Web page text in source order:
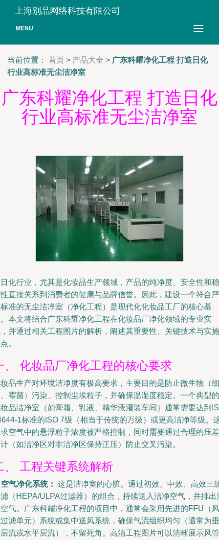
上海别品网络科技有限公司
MENU
当前位置： 首页 > 产品大全 > 广东科耀净化工程 打造日化
行业高标准无尘洁净室
广东科耀净化工程 打造日化
行业高标准无尘洁净室
化行业，尤其是化妆品生产领域，产品的纯净度、安全性和稳
直接关系到消费者的健康与品牌信誉。因此，建设一个符合严
准的无尘洁净室（净化工程）是现代化化妆品工厂的核心基
本文将结合广东科耀净化工程在化妆品厂净化领域的专业实
并通过相关工程图片的解析，阐述其重要性、关键技术与实施
。
、 化妆品厂净化工程的核心要求
品生产对环境洁净度有极高要求，主要目的是防止微生物（细
霉菌）污染、控制尘埃粒子，并确保温湿度稳定。一个典型的
品洁净室（如膏霜、乳液、精华液灌装车间）通常需要达到
1标准的ISO 7级（相当于传统的万级）或更高洁净等级。
空气中的悬浮粒子浓度被严格控制，同时需要通过合理的压差
（如洁净区对非洁净区保持正压）防止交叉污染。
、 工程关键系统解析
气净化系统： 这是洁净室的心脏。通过初效、中效、高效三
（HEPA/ULPA过滤器）的组合，持续送入洁净空气，并排出
气。广东科耀净化工程的项目中，通常会采用先进的FFU（风
滤单元）系统或集中送风系统，确保气流组织均匀（通常为垂
流或水平层流），不留死角。高清工程图片可以清晰展示风管